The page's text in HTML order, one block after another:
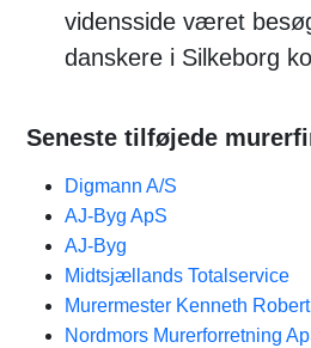
vidensside været
danskere i Silkeborg
Seneste tilføjede
Digmann A/S
AJ-Byg ApS
AJ-Byg
Midtsjællands Totalservice
Murermester Kenneth
Nordmors Murerforretning